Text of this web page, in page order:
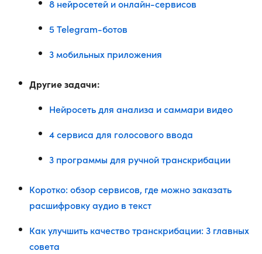
8 нейросетей и онлайн-сервисов
5 Telegram-ботов
3 мобильных приложения
Другие задачи:
Нейросеть для анализа и саммари видео
4 сервиса для голосового ввода
3 программы для ручной транскрибации
Коротко: обзор сервисов, где можно заказать
расшифровку аудио в текст
Как улучшить качество транскрибации: 3 главных
совета